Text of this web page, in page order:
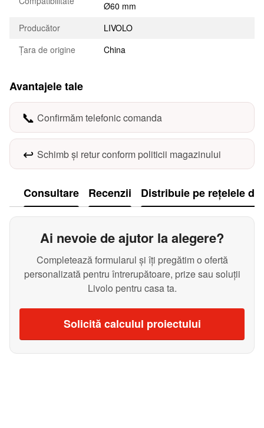
Ø60 mm
Producător
LIVOLO
Țara de origine
China
Avantajele tale
📞 Confirmăm telefonic comanda
↩️ Schimb și retur conform politicii magazinului
Consultare Recenzii Distribuie pe rețelele
Ai nevoie de ajutor la alegere?
Completează formularul și îți pregătim o ofertă
personalizată pentru întrerupătoare, prize sau soluții
Livolo pentru casa ta.
Solicită calculul proiectului